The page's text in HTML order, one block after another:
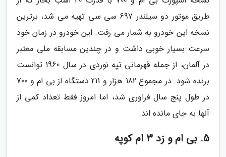
طریق موتور دو سیلندر 697 سی سی تهیه می شد، برترین
نسخه این خودرو به شمار می رفت. این خودرو در زمان خود
سرعت بسیار خوبی داشت و در چندین مسابقه ملی معتبر
در آلمان، از جمله قهرمانی تپه نوردی در سال 1960 توانست
برنده شود. در مجموع 182 هزار و 211 دستگاه از بی ام و 700
در طول پنج سال فراوری شد، اما امروز فقط تعداد کمی از
آنها به جای مانده اند.
5. بی ام و زد 3 ام کوپه